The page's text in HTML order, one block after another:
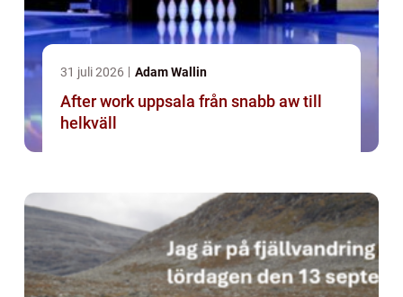
31 juli 2026 Adam Wallin
After work uppsala från snabb aw till
helkväll